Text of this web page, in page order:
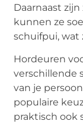
Daarnaast
kunnen ze
schuifpui, wat
Hordeuren
verschillende
van je
populaire
praktisch ook